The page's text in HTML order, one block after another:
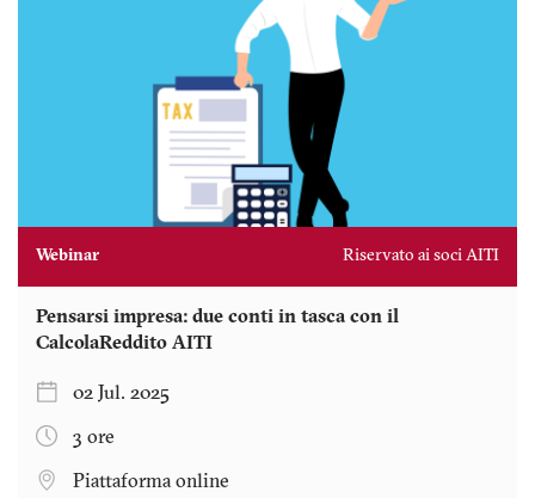
Webinar Riservato ai soci AITI
Pensarsi impresa: due conti in tasca con il
CalcolaReddito AITI
02 Jul. 2025
3 ore
Piattaforma online